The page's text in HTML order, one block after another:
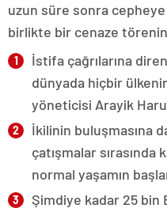
uzun süre sonra
birlikte bir cenaze
İstifa çağrılarına
dünyada hiçbir ülkenin
yöneticisi Arayik
İkilinin buluşmasına
çatışmalar sırasında
normal yaşamın
Şimdiye kadar 25 bin